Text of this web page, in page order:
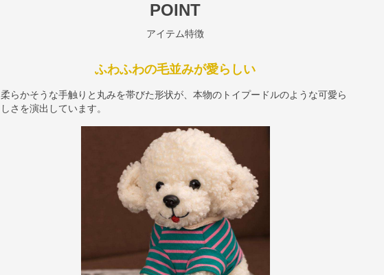
POINT
アイテム特徴
ふわふわの毛並みが愛らしい
柔らかそうな手触りと丸みを帯びた形状が、本物のトイプードルのような可愛ら
しさを演出しています。